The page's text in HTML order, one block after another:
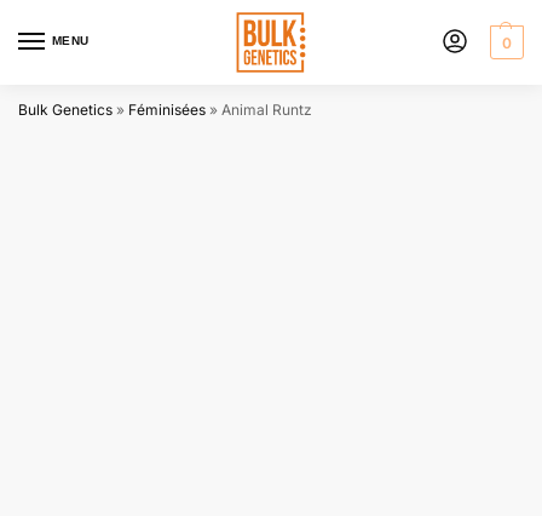
MENU 0
Bulk Genetics » Féminisées » Animal Runtz